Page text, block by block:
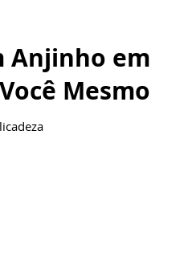
Anjinho em
Mesmo